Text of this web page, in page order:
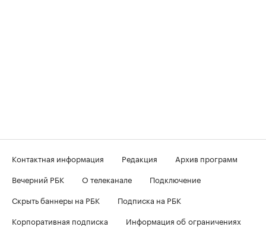
Контактная информация Редакция
Архив программ
Вечерний РБК
О телеканале
Подключение
Скрыть баннеры на РБК
Подписка на РБК
Корпоративная подписка
Информация об ограничениях